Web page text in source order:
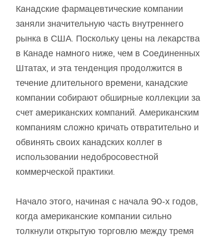
Канадские фармацевтические компании
заняли значительную часть внутреннего
рынка в США. Поскольку цены на лекарства
в Канаде намного ниже, чем в Соединенных
Штатах, и эта тенденция продолжится в
течение длительного времени, канадские
компании собирают обширные коллекции за
счет американских компаний. Американским
компаниям сложно кричать отвратительно и
обвинять своих канадских коллег в
использовании недобросовестной
коммерческой практики.
Начало этого, начиная с начала 90-х годов,
когда американские компании сильно
толкнули открытую торговлю между тремя